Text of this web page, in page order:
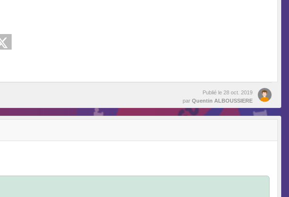
Publié le 28 oct. 2019
par Quentin ALBOUSSIERE